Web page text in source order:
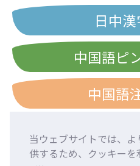
当ウェブサイトでは、
供するため、クッキーを
日中
中国語ピ
中国語